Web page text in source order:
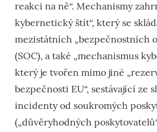
reakci na ně“. Mechanismy
kybernetický štít“, který se
mezistátních „bezpečnostních
(SOC), a také „mechanismus
který je tvořen mimo jiné
bezpečnosti EU“, sestávající ze
incidenty od soukromých
(„důvěryhodných